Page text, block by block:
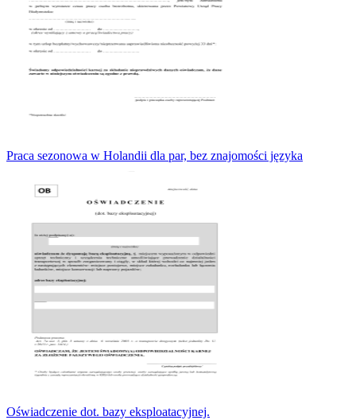
Praca sezonowa w Holandii dla par, bez znajomości języka
Oświadczenie dot. bazy eksploatacyjnej.